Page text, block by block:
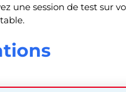
une session de test sur